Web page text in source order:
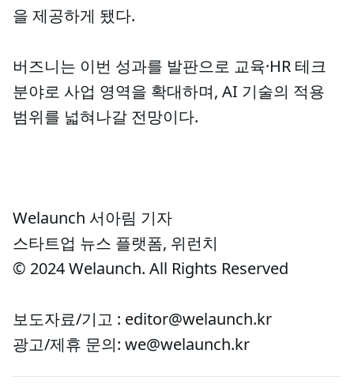
을 제공하게 됐다.
버즈니는 이번 성과를 발판으로 교육·HR 테크
분야로 사업 영역을 확대하며, AI 기술의 적용
범위를 넓혀나갈 전망이다.
Welaunch 서아림 기자
스타트업 뉴스 플랫폼, 위런치
© 2024 Welaunch. All Rights Reserved
보도자료/기고 : editor@welaunch.kr
광고/제휴 문의: we@welaunch.kr